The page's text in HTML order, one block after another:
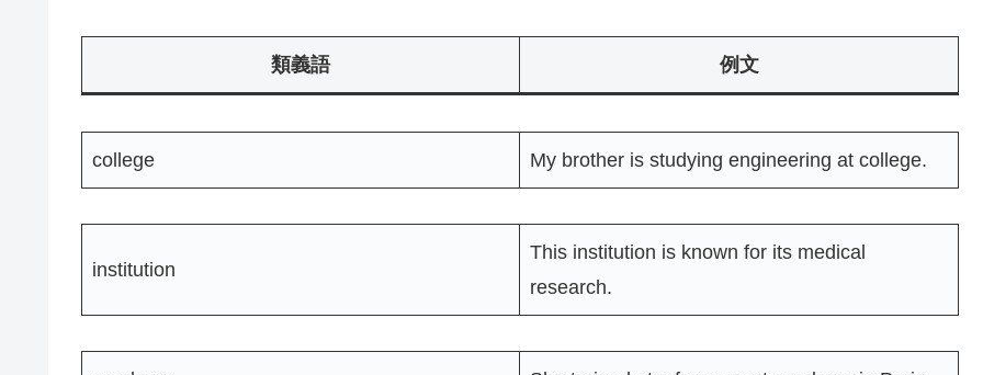
類義語 例文
college My brother is studying engineering at college.
institution
This institution is known for its medical
research.